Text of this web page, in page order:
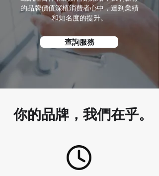
的品牌價值深植消費者心中，達到業績
和知名度的提升。
查詢服務
你的品牌，我們在乎。